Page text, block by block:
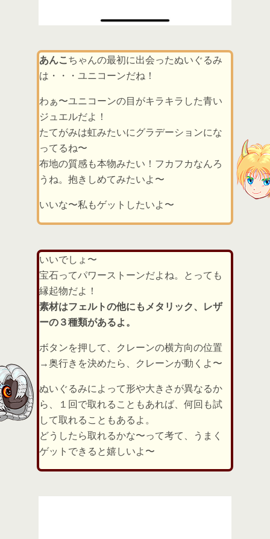
あんこ ちゃんの最初に出会ったぬいぐるみ
は・・・ユニコーンだね！
わぁ〜ユニコーンの目がキラキラした青い
ジュエルだよ！
たてがみは虹みたいにグラデーションにな
ってるね〜
布地の質感も本物みたい！フカフカなんろ
うね。抱きしめてみたいよ〜
いいな〜私もゲットしたいよ〜
いいでしょ〜
宝石ってパワーストーンだよね。とっても
縁起物だよ！
素材はフェルトの他にもメタリック、レザ
ーの３種類があるよ。
ボタンを押して、クレーンの横方向の位置
→奥行きを決めたら、クレーンが動くよ〜
ぬいぐるみによって形や大きさが異なるか
ら、１回で取れることもあれば、何回も試
して取れることもあるよ。
どうしたら取れるかな〜って考て、うまく
ゲットできると嬉しいよ〜